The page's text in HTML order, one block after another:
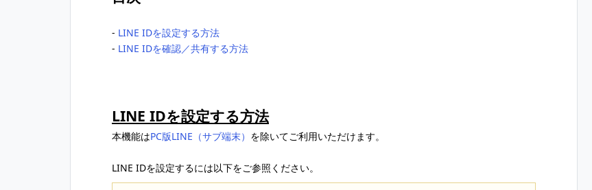
‐ LINE IDを設定する方法
‐ LINE IDを確認／共有する方法
LINE IDを設定する方法
本機能はPC版LINE（サブ端末） を除いてご利用いただけます。
LINE IDを設定するには以下をご参照ください。